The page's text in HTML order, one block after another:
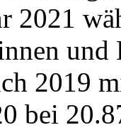
2021
2019
bei